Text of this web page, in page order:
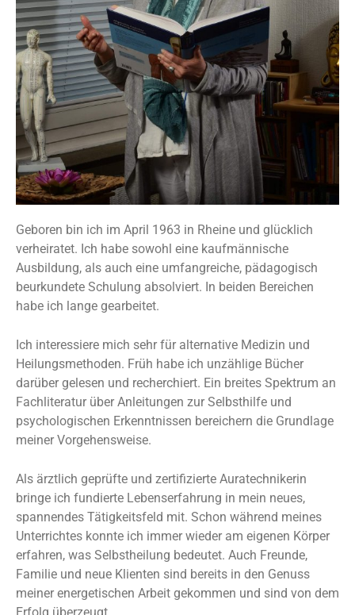
Geboren bin ich im April 1963 in Rheine und glücklich
verheiratet. Ich habe sowohl eine kaufmännische
Ausbildung, als auch eine umfangreiche, pädagogisch
beurkundete Schulung absolviert. In beiden Bereichen
habe ich lange gearbeitet.
Ich interessiere mich sehr für alternative Medizin und
Heilungsmethoden. Früh habe ich unzählige Bücher
darüber gelesen und recherchiert. Ein breites Spektrum an
Fachliteratur über Anleitungen zur Selbsthilfe und
psychologischen Erkenntnissen bereichern die Grundlage
meiner Vorgehensweise.
Als ärztlich geprüfte und zertifizierte Auratechnikerin
bringe ich fundierte Lebenserfahrung in mein neues,
spannendes Tätigkeitsfeld mit. Schon während meines
Unterrichtes konnte ich immer wieder am eigenen Körper
erfahren, was Selbstheilung bedeutet. Auch Freunde,
Familie und neue Klienten sind bereits in den Genuss
meiner energetischen Arbeit gekommen und sind von dem